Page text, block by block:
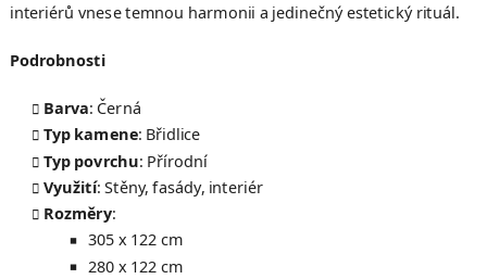
interiérů vnese temnou harmonii a jedinečný estetický rituál.
Podrobnosti
Barva: Černá
Typ kamene: Břidlice
Typ povrchu: Přírodní
Využití: Stěny, fasády, interiér
Rozměry:
305 x 122 cm
280 x 122 cm